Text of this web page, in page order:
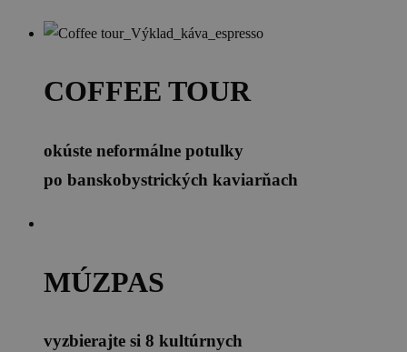
COFFEE TOUR
okúste neformálne potulky
po banskobystrických kaviarňach
MÚZPAS
vyzbierajte si 8 kultúrnych